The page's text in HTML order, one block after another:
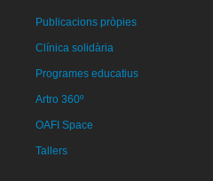
Publicacions pròpies
Clínica solidària
Programes educatius
Artro 360º
OAFI Space
Tallers